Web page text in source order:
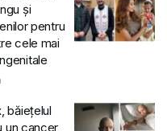
și
pentru
cele mai
băiețelul
un cancer